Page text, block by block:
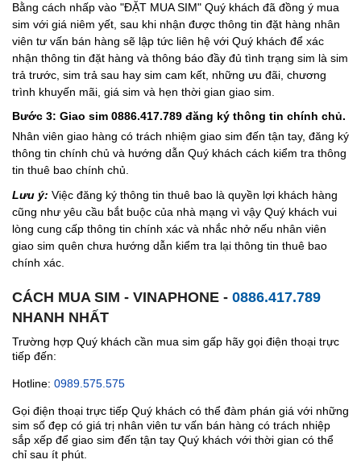
Bằng cách nhấp vào "ĐẶT MUA SIM" Quý khách đã đồng ý mua
sim với giá niêm yết, sau khi nhận được thông tin đặt hàng nhân
viên tư vấn bán hàng sẽ lập tức liên hệ với Quý khách để xác
nhận thông tin đặt hàng và thông báo đầy đủ tình trạng sim là sim
trả trước, sim trả sau hay sim cam kết, những ưu đãi, chương
trình khuyến mãi, giá sim và hẹn thời gian giao sim.
Bước 3: Giao sim 0886.417.789 đăng ký thông tin chính chủ.
Nhân viên giao hàng có trách nhiệm giao sim đến tận tay, đăng ký
thông tin chính chủ và hướng dẫn Quý khách cách kiểm tra thông
tin thuê bao chính chủ.
Lưu ý: Việc đăng ký thông tin thuê bao là quyền lợi khách hàng
cũng như yêu cầu bắt buộc của nhà mạng vì vậy Quý khách vui
lòng cung cấp thông tin chính xác và nhắc nhở nếu nhân viên
giao sim quên chưa hướng dẫn kiểm tra lại thông tin thuê bao
chính xác.
CÁCH MUA SIM - VINAPHONE - 0886.417.789
NHANH NHẤT
Trường hợp Quý khách cần mua sim gấp hãy gọi điện thoại trực
tiếp đến:
Hotline: 0989.575.575
Gọi điện thoại trực tiếp Quý khách có thể đàm phán giá với những
sim số đẹp có giá trị nhân viên tư vấn bán hàng có trách nhiệp
sắp xếp để giao sim đến tận tay Quý khách với thời gian có thể
chỉ sau ít phút.